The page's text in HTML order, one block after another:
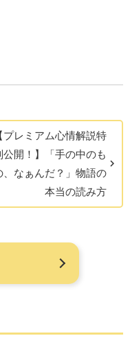
プレミアム心情解説特
公開！】「手の中のも
、なぁんだ？」物語の
本当の読み方